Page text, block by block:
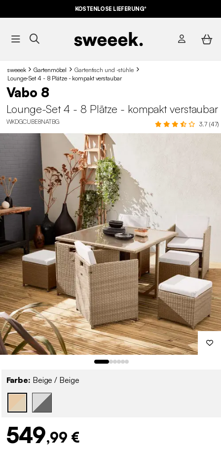
KOSTENLOSE LIEFERUNG*
sweeek Gartenmöbel
Gartentisch und -stühle
Lounge-Set 4 - 8 Plätze - kompakt verstaubar
Vabo 8
Lounge-Set 4 - 8 Plätze - kompakt verstaubar
WKDGCUBE8NATBG 3.7 (47)
Farbe: Beige / Beige
549,99 €